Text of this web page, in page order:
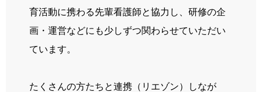
育活動に携わる先輩看護師と協力し、研修の企
画・運営などにも少しずつ関わらせていただい
ています。
たくさんの方たちと連携（リエゾン）しなが